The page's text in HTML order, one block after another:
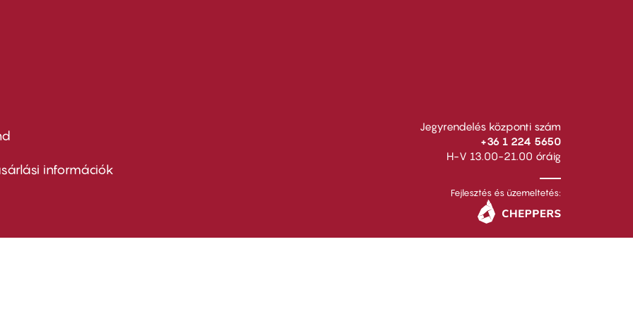
információk
Jegyrendelés központi szám
+36 1 224 5650
H-V 13.00-21.00 óráig
Fejlesztés és üzemeltetés: